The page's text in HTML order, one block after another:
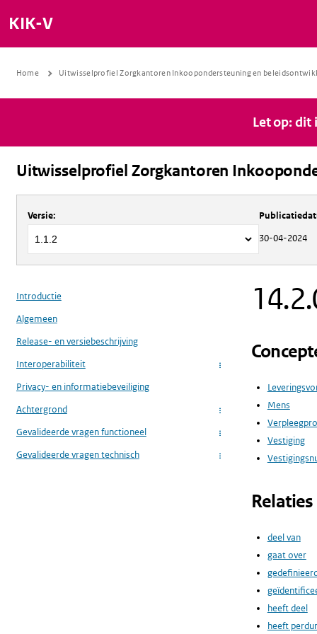
KIK-V
Home Uitwisselprofiel Zorgkantoren Inkoopondersteuning en
Let op: dit
Uitwisselprofiel Zorgkantoren
Over Uitwisselprofiel Zorgkantoren
Versie:
30-04-2024
Introductie
Algemeen
Release- en versiebeschrijving
Interoperabiliteit
...
Privacy- en informatiebeveiliging
Achtergrond
...
Gevalideerde vragen functioneel ...
Gevalideerde vragen technisch ...
Mens
Vestiging
Relaties
deel van
gaat over
heeft deel
heeft